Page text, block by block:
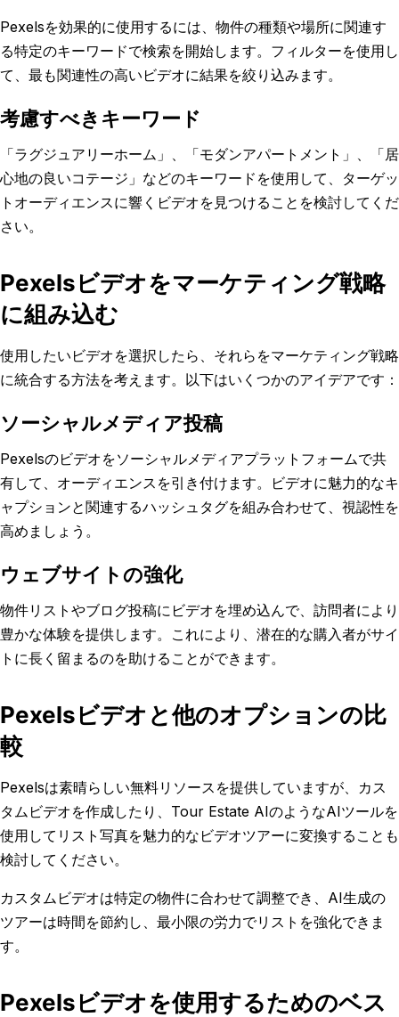
Pexelsを効果的に使用するには、物件の種類や場所に関連す
る特定のキーワードで検索を開始します。フィルターを使用し
て、最も関連性の高いビデオに結果を絞り込みます。
考慮すべきキーワード
「ラグジュアリーホーム」、「モダンアパートメント」、「居
心地の良いコテージ」などのキーワードを使用して、ターゲッ
トオーディエンスに響くビデオを見つけることを検討してくだ
さい。
Pexelsビデオをマーケティング戦略
に組み込む
使用したいビデオを選択したら、それらをマーケティング戦略
に統合する方法を考えます。以下はいくつかのアイデアです：
ソーシャルメディア投稿
Pexelsのビデオをソーシャルメディアプラットフォームで共
有して、オーディエンスを引き付けます。ビデオに魅力的なキ
ャプションと関連するハッシュタグを組み合わせて、視認性を
高めましょう。
ウェブサイトの強化
物件リストやブログ投稿にビデオを埋め込んで、訪問者により
豊かな体験を提供します。これにより、潜在的な購入者がサイ
トに長く留まるのを助けることができます。
Pexelsビデオと他のオプションの比
較
Pexelsは素晴らしい無料リソースを提供していますが、カス
タムビデオを作成したり、Tour Estate AIのようなAIツールを
使用してリスト写真を魅力的なビデオツアーに変換することも
検討してください。
カスタムビデオは特定の物件に合わせて調整でき、AI生成の
ツアーは時間を節約し、最小限の労力でリストを強化できま
す。
Pexelsビデオを使用するためのベス